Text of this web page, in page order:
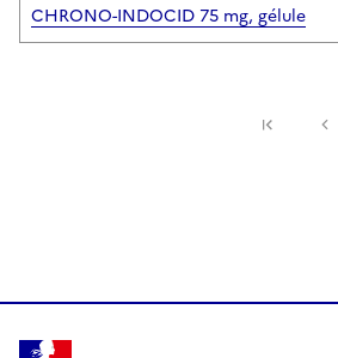
CHRONO-INDOCID 75 mg, gélule